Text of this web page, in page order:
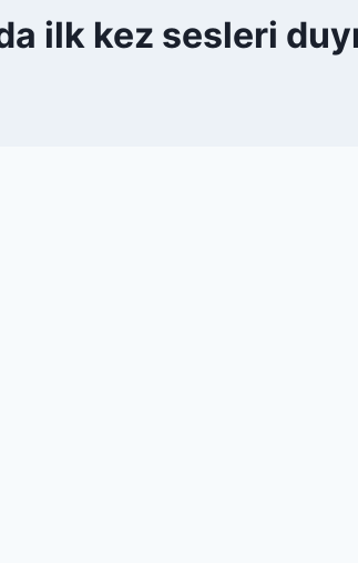
ilk kez sesleri